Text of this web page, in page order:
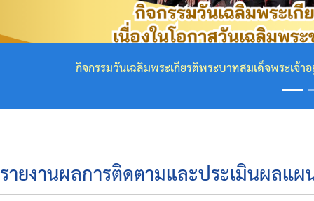
โครงสร้าง
ผู้
สภา
ติพระบาทสมเด็จพระเจ้าอยู่หัว เนื่องในโอกาสวันเฉลิมพระชนมพ
รายงานผลการติดตามและประเมินผลแ